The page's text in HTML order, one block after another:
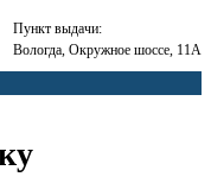
Пункт выдачи:
Вологда, Окружное шоссе, 11А